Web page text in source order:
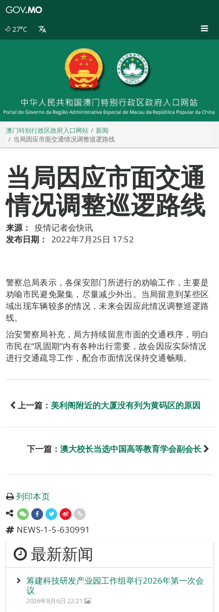
27°C
澳门特别行政区政府入口网站
新闻
当局因应市面交通情况调整巡逻路线
当局因应市面交通
情况调整巡逻路线
来源：
疫情记者会快讯
发布日期：
2022年7月25日 17:52
警察总局表示，各保安部门所进行的劝喻工作，主要是
劝喻市民避免聚集，尽量减少外出。当局留意到某些区
域出现车辆较多的情况，未来会因应此情况调整巡逻路
线。
治安警察局补充，局方持续留意市面的交通秩序，明白
市民在“巩固期”内有各种出行需要，故会因应实际情况
进行交通疏导工作，配合市面情况保持交通畅顺。
上一篇： 美利阁附近的大厦没有列为黄码区的原因
下一篇： 澳大校长当选中国高等教育学会副会长
列印本页
NEWS-1-5-630991
最新新闻
筹建科技研发产业园工作组举行2026年第一次会
议
2026年8月6日 22:21